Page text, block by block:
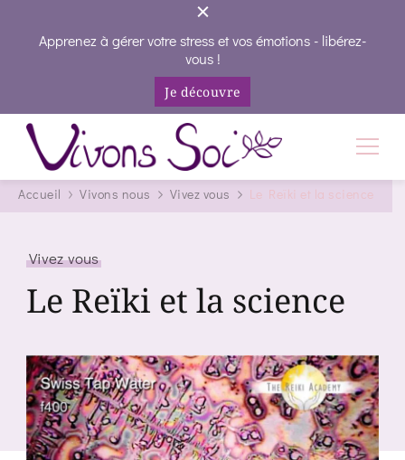
Apprenez à gérer votre stress et vos émotions - libérez-
vous !
Je découvre
Vivons Soi
Vivez votre vie en conscience
Accueil Vivons nous Vivez vous Le Reïki et la science
Vivez vous
Le Reïki et la science